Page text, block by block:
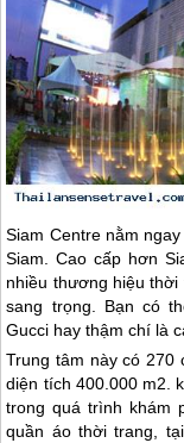
Siam Centre nằm
Siam. Cao cấp hơn
nhiều thương hiệu
sang trọng. Bạn có
Gucci hay thậm chí là
Trung tâm này có 270
diện tích 400.000 m2.
trong quá trình khám
quần áo thời trang,